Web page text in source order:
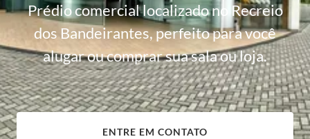
Prédio comercial localizado no Recreio
dos Bandeirantes, perfeito para você
alugar ou comprar sua sala ou loja.
ENTRE EM CONTATO